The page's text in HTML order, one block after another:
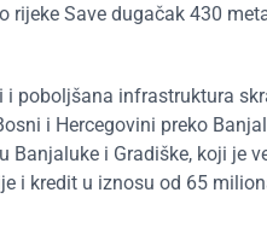
rijeke Save dugačak 430
i poboljšana infrastruktura
i Hercegovini preko
i Gradiške, koji je
i kredit u iznosu od 65